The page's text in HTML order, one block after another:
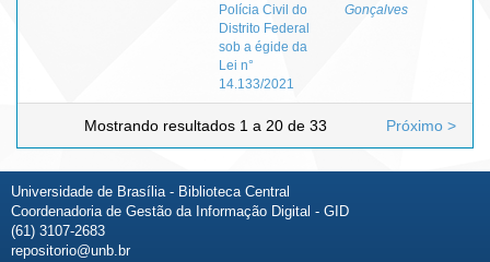
Polícia Civil do
Distrito Federal
sob a égide da
Lei n°
14.133/2021
Gonçalves
Mostrando resultados 1 a 20 de 33 Próximo >
Universidade de Brasília - Biblioteca Central
Coordenadoria de Gestão da Informação Digital - GID
(61) 3107-2683
repositorio@unb.br